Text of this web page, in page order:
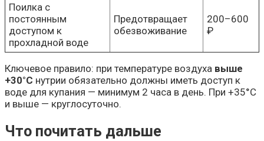
Поилка с
постоянным
доступом к
прохладной воде
Предотвращает
обезвоживание
200–600
₽
Ключевое правило: при температуре воздуха выше
+30°C нутрии обязательно должны иметь доступ к
воде для купания — минимум 2 часа в день. При +35°C
и выше — круглосуточно.
Что почитать дальше